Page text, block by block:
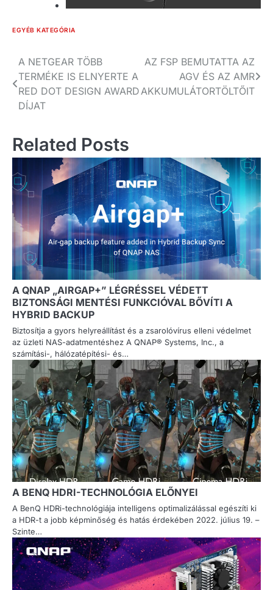
EGYÉB KATEGÓRIA
Bejegyzés
navigáció
A NETGEAR TÖBB
TERMÉKE IS ELNYERTE A
RED DOT DESIGN AWARD
DÍJAT
AZ FSP BEMUTATTA AZ
AGV ÉS AZ AMR
AKKUMULÁTORTÖLTŐIT
Related Posts
A QNAP „AIRGAP+” LÉGRÉSSEL VÉDETT
BIZTONSÁGI MENTÉSI FUNKCIÓVAL BŐVÍTI A
HYBRID BACKUP
Biztosítja a gyors helyreállítást és a zsarolóvírus elleni védelmet
az üzleti NAS-adatmentéshez A QNAP® Systems, Inc., a
számítási-, hálózatépítési- és…
A BENQ HDRI-TECHNOLÓGIA ELŐNYEI
A BenQ HDRi-technológiája intelligens optimalizálással egészíti ki
a HDR-t a jobb képminőség és hatás érdekében 2022. július 19. –
Szinte…